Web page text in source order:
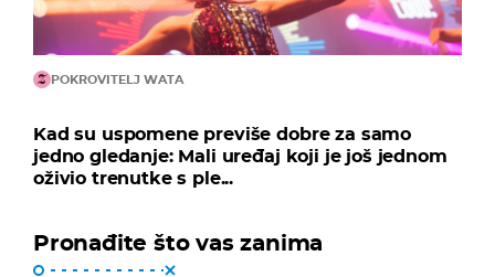
POKROVITELJ WATA
Kad su uspomene previše dobre za samo
jedno gledanje: Mali uređaj koji je još jednom
oživio trenutke s ple...
Pronađite što vas zanima